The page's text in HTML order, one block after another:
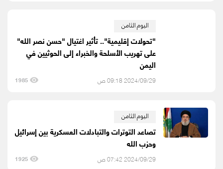
اليوم الثامن
"تحولات إقليمية".. تأثير اغتيال "حسن نصر الله"
على تهريب الأسلحة والخبراء إلى الحوثيين في
اليمن
2024/09/29 09:18 ص 1985
اليوم الثامن
تصاعد التوترات والتبادلات العسكرية بين إسرائيل
وحزب الله
2024/09/29 07:42 ص 1925